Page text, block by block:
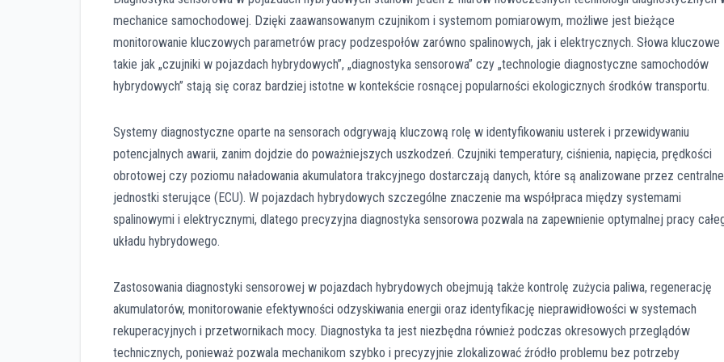
mechanice samochodowej. Dzięki zaawansowanym czujnikom i systemom pomiarowym, możliwe jest bieżące
monitorowanie kluczowych parametrów pracy podzespołów zarówno spalinowych, jak i elektrycznych. Słowa kluczowe
takie jak „czujniki w pojazdach hybrydowych”, „diagnostyka sensorowa” czy „technologie diagnostyczne samochodów
hybrydowych” stają się coraz bardziej istotne w kontekście rosnącej popularności ekologicznych środków transportu.
Systemy diagnostyczne oparte na sensorach odgrywają kluczową rolę w identyfikowaniu usterek i przewidywaniu
potencjalnych awarii, zanim dojdzie do poważniejszych uszkodzeń. Czujniki temperatury, ciśnienia, napięcia, prędkości
obrotowej czy poziomu naładowania akumulatora trakcyjnego dostarczają danych, które są analizowane przez centralne
jednostki sterujące (ECU). W pojazdach hybrydowych szczególne znaczenie ma współpraca między systemami
spalinowymi i elektrycznymi, dlatego precyzyjna diagnostyka sensorowa pozwala na zapewnienie optymalnej pracy
układu hybrydowego.
Zastosowania diagnostyki sensorowej w pojazdach hybrydowych obejmują także kontrolę zużycia paliwa, regenerację
akumulatorów, monitorowanie efektywności odzyskiwania energii oraz identyfikację nieprawidłowości w systemach
rekuperacyjnych i przetwornikach mocy. Diagnostyka ta jest niezbędna również podczas okresowych przeglądów
technicznych, ponieważ pozwala mechanikom szybko i precyzyjnie zlokalizować źródło problemu bez potrzeby